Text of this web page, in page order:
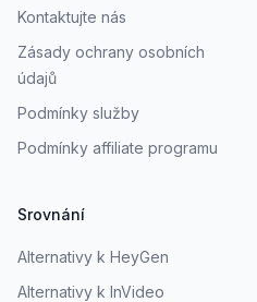
Kontaktujte nás
Zásady ochrany osobních
údajů
Podmínky služby
Podmínky affiliate programu
Srovnání
Alternativy k HeyGen
Alternativy k InVideo